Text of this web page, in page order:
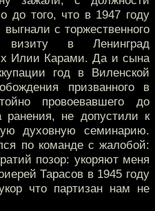
до того, что в 1947 году
с торжественного
визиту в Ленинград
Илии Карами. Да и сына
год в Виленской
призванного в
провоевавшего до
не допустили к
духовную семинарию.
по команде с жалобой:
позор: укоряют меня
Тарасов в 1945 году
что партизан нам не